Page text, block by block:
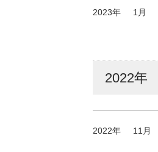
2023年 1月
2022年
2022年 11月